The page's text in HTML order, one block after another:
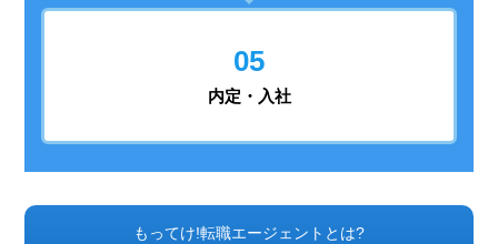
05
内定・入社
もってけ!転職エージェントとは?